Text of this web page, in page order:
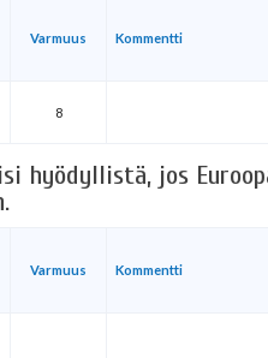
Varmuus Kommentti
8
hyödyllistä, jos
Varmuus Kommentti